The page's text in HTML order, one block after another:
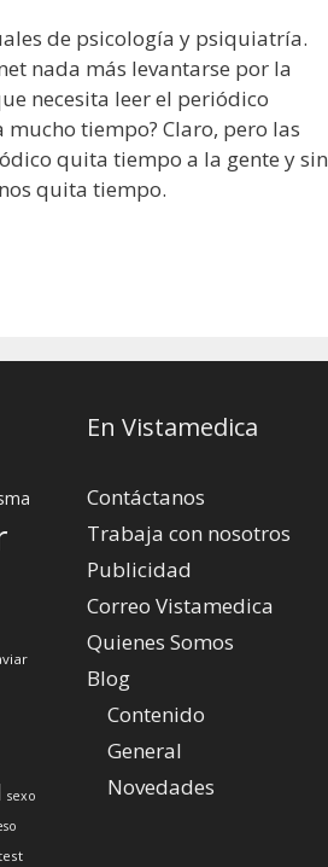
de psicología y psiquiatría.
nada más levantarse por la
necesita leer el periódico
tiempo? Claro, pero las
quita tiempo a la gente y sin
quita tiempo.
sexo
En Vistamedica
Contáctanos
Trabaja con nosotros
Publicidad
Correo Vistamedica
Quienes Somos
Blog
Contenido
General
Novedades